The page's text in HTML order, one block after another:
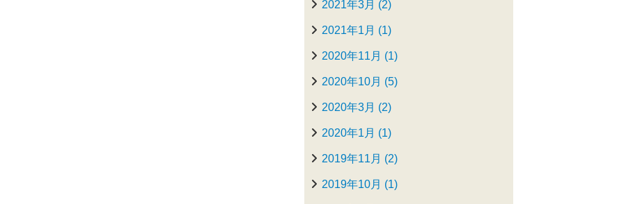
2021年3月 (2)
2021年1月 (1)
2020年11月 (1)
2020年10月 (5)
2020年3月 (2)
2020年1月 (1)
2019年11月 (2)
2019年10月 (1)